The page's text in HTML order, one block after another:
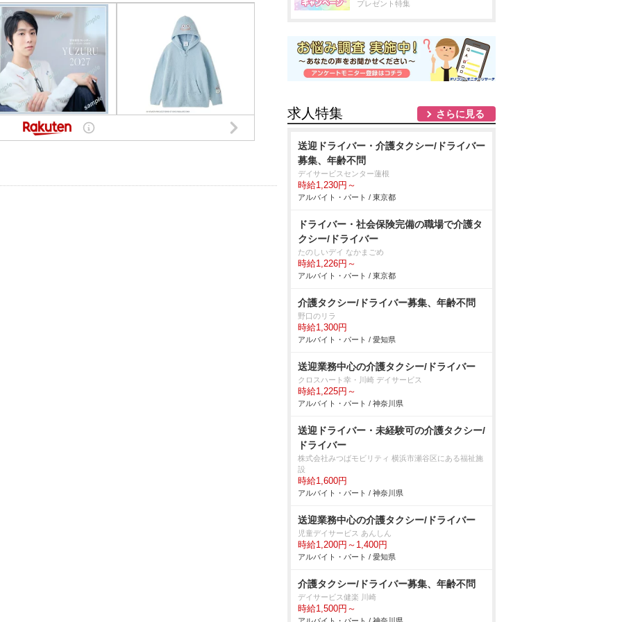
プレゼント特集
求人特集 さらに見る
送迎ドライバー・介護タクシー/ドライバー
募集、年齢不問
デイサービスセンター蓮根
時給1,230円～
アルバイト・パート / 東京都
ドライバー・社会保険完備の職場で介護タ
クシー/ドライバー
たのしいデイ なかまごめ
時給1,226円～
アルバイト・パート / 東京都
介護タクシー/ドライバー募集、年齢不問
野口のリラ
時給1,300円
アルバイト・パート / 愛知県
送迎業務中心の介護タクシー/ドライバー
クロスハート幸・川崎 デイサービス
時給1,225円～
アルバイト・パート / 神奈川県
送迎ドライバー・未経験可の介護タクシー/
ドライバー
株式会社みつばモビリティ 横浜市瀬谷区にある福祉施
設
時給1,600円
アルバイト・パート / 神奈川県
送迎業務中心の介護タクシー/ドライバー
児童デイサービス あんしん
時給1,200円～1,400円
アルバイト・パート / 愛知県
介護タクシー/ドライバー募集、年齢不問
デイサービス健楽 川崎
時給1,500円～